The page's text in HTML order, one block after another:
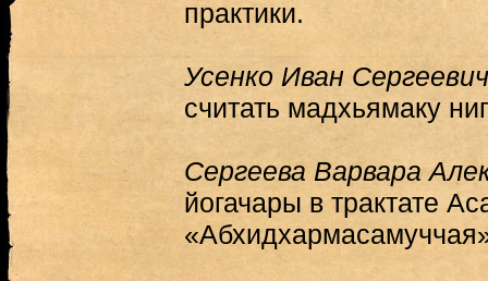
практики.
Усенко Иван Сергеевич
считать мадхьямаку
Сергеева Варвара
йогачары в трактате